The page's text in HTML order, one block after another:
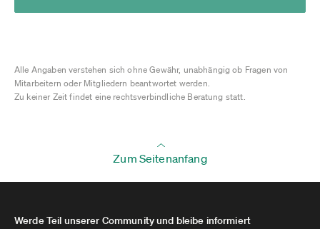
Alle Angaben verstehen sich ohne Gewähr, unabhängig ob Fragen von
Mitarbeitern oder Mitgliedern beantwortet werden.
Zu keiner Zeit findet eine rechtsverbindliche Beratung statt.
Zum Seitenanfang
Werde Teil unserer Community und bleibe informiert